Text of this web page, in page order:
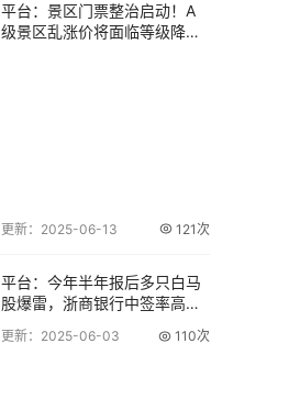
平台：景区门票整治启动！A
级景区乱涨价将面临等级降低
更新：2025-06-13 121次
平台：今年半年报后多只白马
股爆雷，浙商银行中签率高却
更新：2025-06-03 110次